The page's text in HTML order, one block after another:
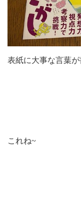
表紙に大事な言葉が
これね~